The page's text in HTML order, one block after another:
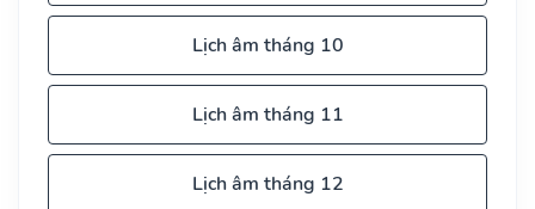
Lịch âm tháng 10
Lịch âm tháng 11
Lịch âm tháng 12